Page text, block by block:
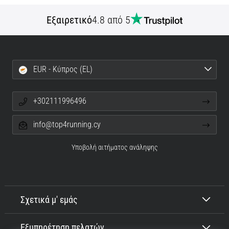
Εξαιρετικό4.8 από 5
Σχετικά μ' εμάς
EUR - Κύπρος (EL)
+302111996496
info@top4running.cy
Υποβολή αιτήματος ανάληψης